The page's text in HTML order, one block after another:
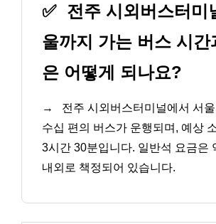
✅ 전주 시외버스터미
울까지 가는 버스 시간
은 어떻게 되나요?
→
전주 시외버스터미널에서 서
수십 편의 버스가 운행되며, 예상
3시간 30분입니다. 일반석 요금은
내외로 책정되어 있습니다.